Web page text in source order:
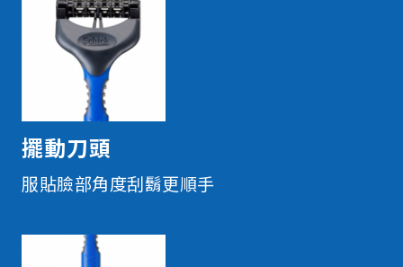
擺動刀頭
服貼臉部角度刮鬍更順手